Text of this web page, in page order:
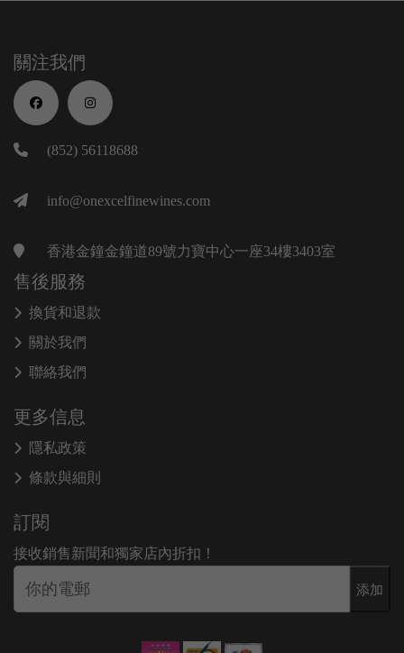
關注我們
(852) 56118688
info@onexcelfinewines.com
香港金鐘金鐘道89號力寶中心一座34樓3403室
售後服務
換貨和退款
關於我們
聯絡我們
更多信息
隱私政策
條款與細則
訂閱
接收銷售新聞和獨家店內折扣！
添加